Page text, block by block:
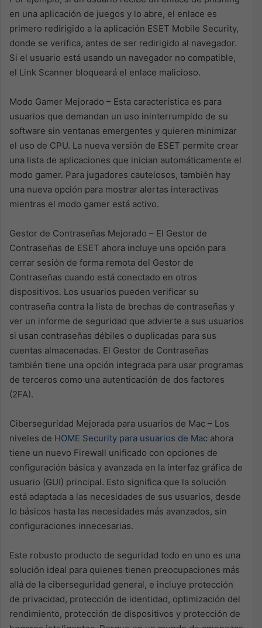
en una aplicación de juegos y lo abre, el enlace es
primero redirigido a la aplicación ESET Mobile Security,
donde se verifica, antes de ser redirigido al navegador.
Si el usuario está usando un navegador no compatible,
el Link Scanner bloqueará el enlace malicioso.
Modo Gamer Mejorado – Esta característica es para
usuarios que demandan un uso ininterrumpido de su
software sin ventanas emergentes y quieren minimizar
el uso de CPU. La nueva versión de ESET permite crear
una lista de aplicaciones que inician automáticamente el
modo gamer. Para jugadores cautelosos, también hay
una nueva opción para mostrar alertas interactivas
mientras el modo gamer está activo.
Gestor de Contraseñas Mejorado – El Gestor de
Contraseñas de ESET ahora incluye una opción para
cerrar sesión de forma remota del Gestor de
Contraseñas cuando está conectado en otros
dispositivos. Los usuarios pueden verificar su
contraseña contra la lista de brechas de contraseñas y
ver un informe de seguridad que advierte a sus usuarios
si usan contraseñas débiles o duplicadas para sus
cuentas almacenadas. El Gestor de Contraseñas
también tiene una opción integrada para usar programas
de terceros como una autenticación de dos factores
(2FA).
Ciberseguridad Mejorada para usuarios de Mac – Los
niveles de HOME Security para usuarios de Mac ahora
tiene un nuevo Firewall unificado con opciones de
configuración básica y avanzada en la interfaz gráfica de
usuario (GUI) principal. Esto significa que la solución
está adaptada a las necesidades de sus usuarios, desde
lo básicos hasta las necesidades más avanzados, sin
configuraciones innecesarias.
Este robusto producto de seguridad todo en uno es una
solución ideal para quienes tienen preocupaciones más
allá de la ciberseguridad general, e incluye protección
de privacidad, protección de identidad, optimización del
rendimiento, protección de dispositivos y protección de